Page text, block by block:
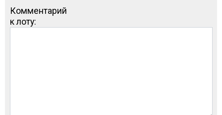
Комментарий
к лоту: